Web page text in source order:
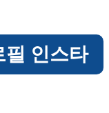
필 인스타